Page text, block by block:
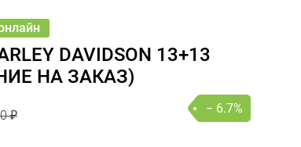
DAVIDSON 13+13
НА ЗАКАЗ)
₽ − 6.7%